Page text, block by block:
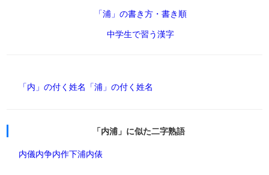
「浦」の書き方・書き順
中学生で習う漢字
「内」の付く姓名 「浦」の付く姓名
「内浦」に似た二字熟語
内儀内争内作下浦内俵